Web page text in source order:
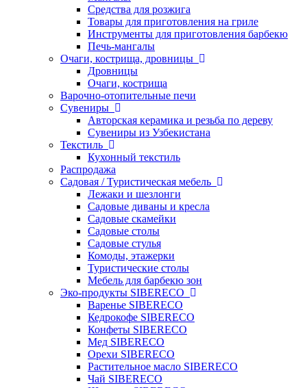
Средства для розжига
Товары для приготовления на гриле
Инструменты для приготовления барбекю
Печь-мангалы
Очаги, кострища, дровницы
Дровницы
Очаги, кострища
Варочно-отопительные печи
Сувениры
Авторская керамика и резьба по дереву
Сувениры из Узбекистана
Текстиль
Кухонный текстиль
Распродажа
Садовая / Туристическая мебель
Лежаки и шезлонги
Садовые диваны и кресла
Садовые скамейки
Садовые столы
Садовые стулья
Комоды, этажерки
Туристические столы
Мебель для барбекю зон
Эко-продукты SIBERECO
Варенье SIBERECO
Кедрокофе SIBERECO
Конфеты SIBERECO
Мед SIBERECO
Орехи SIBERECO
Растительное масло SIBERECO
Чай SIBERECO